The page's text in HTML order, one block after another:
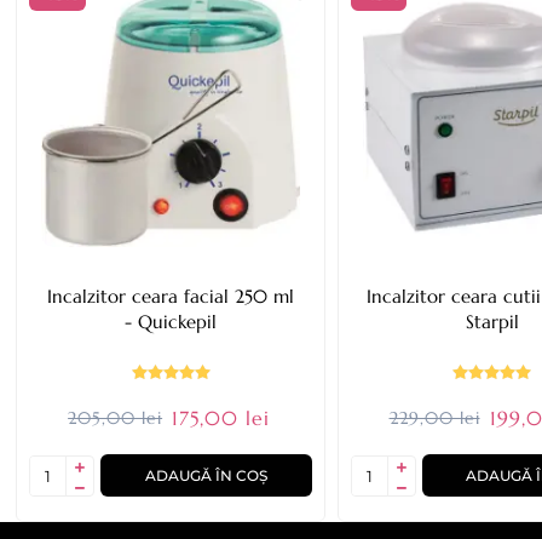
Incalzitor ceara facial 250 ml
- Quickepil
205,00 lei 175,00 lei
ADAUGĂ ÎN COȘ
Incalzitor ceara
Starpil
229,00 lei
ADAUGĂ